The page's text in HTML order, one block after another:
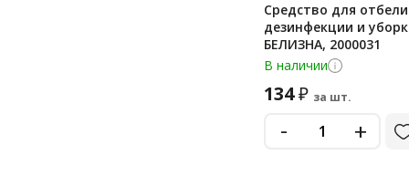
Средство для
дезинфекции и
БЕЛИЗНА, 2000031
В наличии
134₽ за шт.
- +